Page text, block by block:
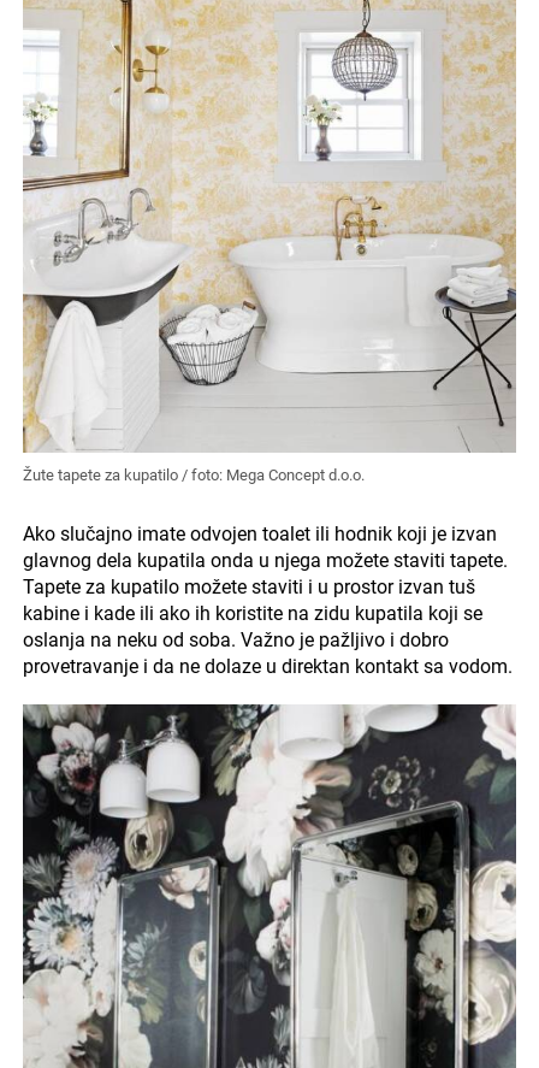
Žute tapete za kupatilo / foto: Mega Concept d.o.o.
Ako slučajno imate odvojen toalet ili hodnik koji je izvan
glavnog dela kupatila onda u njega možete staviti tapete.
Tapete za kupatilo možete staviti i u prostor izvan tuš
kabine i kade ili ako ih koristite na zidu kupatila koji se
oslanja na neku od soba. Važno je pažljivo i dobro
provetravanje i da ne dolaze u direktan kontakt sa vodom.